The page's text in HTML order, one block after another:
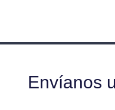
Envíanos